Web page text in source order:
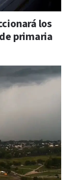
los
primaria